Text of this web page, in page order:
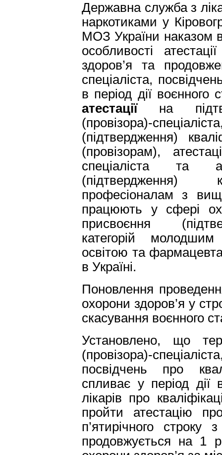
Державна служба з
наркотиками у
МОЗ України наказом
особливості
здоров’я та
спеціаліста,
в період дії воєнного
атестаціїна
(провізора)-
(підтвердження)
(провізорам),
спеціаліста та
(підтвердження)
професіоналам з
працюють у сфері
присвоєння
категорій
освітою та
в Україні.
Поновлення
охорони здоров’я у
скасування воєнного
Установлено, що
(провізора)-
посвідчень про
спливає у період дії
лікарів про
пройти атестацію
п’ятирічного строку
продовжується на 1